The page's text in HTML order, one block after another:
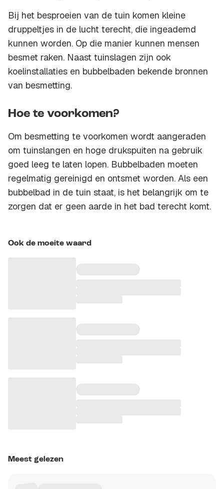
Bij het besproeien van de tuin komen kleine
druppeltjes in de lucht terecht, die ingeademd
kunnen worden. Op die manier kunnen mensen
besmet raken. Naast tuinslagen zijn ook
koelinstallaties en bubbelbaden bekende bronnen
van besmetting.
Hoe te voorkomen?
Om besmetting te voorkomen wordt aangeraden
om tuinslangen en hoge drukspuiten na gebruik
goed leeg te laten lopen. Bubbelbaden moeten
regelmatig gereinigd en ontsmet worden. Als een
bubbelbad in de tuin staat, is het belangrijk om te
zorgen dat er geen aarde in het bad terecht komt.
Ook de moeite waard
Meest gelezen